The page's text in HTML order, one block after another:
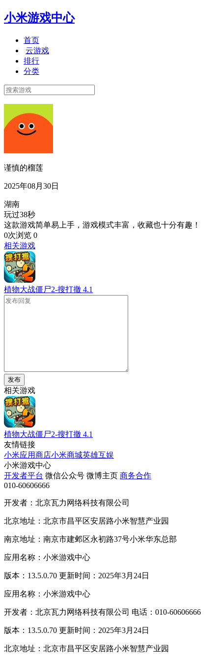
小米游戏中心
首页
云游戏
排行
分类
谨慎的榴莲
2025年08月30日
湖南
玩过38秒
这款游戏简单易上手，游戏模式丰富，收藏也十分有趣！
0次浏览 0
相关游戏
植物大战僵尸2-搜打撤 4.1
发布
相关游戏
植物大战僵尸2-搜打撤 4.1
友情链接
小米应用商店小米商城英雄互娱
小米游戏中心
开发者平台 微信公众号 微博主页 商务合作
010-60606666
开发者：北京瓦力网络科技有限公司
北京地址：北京市昌平区安居路小米智慧产业园
南京地址：南京市建邺区永初路37号小米华东总部
应用名称：小米游戏中心
版本：13.5.0.70 更新时间：2025年3月24日
应用名称：小米游戏中心
开发者：北京瓦力网络科技有限公司 电话：010-60606666
版本：13.5.0.70 更新时间：2025年3月24日
北京地址：北京市昌平区安居路小米智慧产业园